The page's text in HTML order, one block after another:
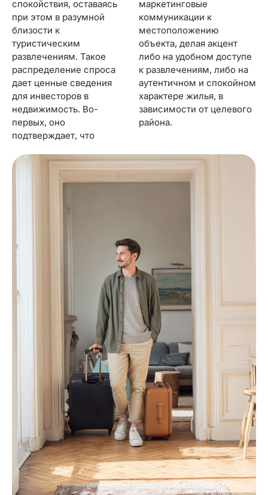
спокойствия, оставаясь
при этом в разумной
близости к
туристическим
развлечениям. Такое
распределение спроса
дает ценные сведения
для инвесторов в
недвижимость. Во-
первых, оно
подтверждает, что
маркетинговые
коммуникации к
местоположению
объекта, делая акцент
либо на удобном доступе
к развлечениям, либо на
аутентичном и спокойном
характере жилья, в
зависимости от целевого
района.